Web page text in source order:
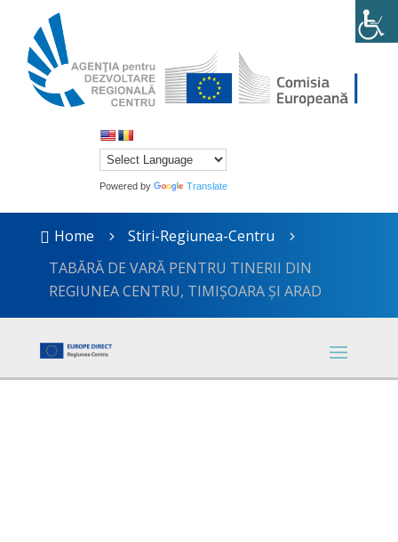
Powered by Translate
 Home 5 Stiri-Regiunea-Centru 5
TABĂRĂ DE VARĂ PENTRU TINERII DIN
REGIUNEA CENTRU, TIMIȘOARA ȘI ARAD